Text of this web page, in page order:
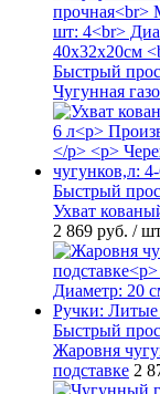
Быстрый
Чугунная
Быстрый
Ухват
2 869 руб. /
Быстрый
Жаровня
подставке 2